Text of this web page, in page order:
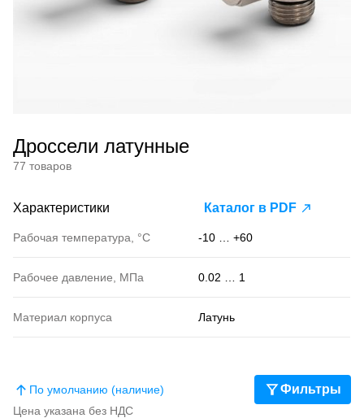
Дроссели латунные
77 товаров
Характеристики Каталог в PDF
Рабочая температура, °С -10 … +60
Рабочее давление, МПа 0.02 … 1
Материал корпуса Латунь
Цена указана без НДС
По умолчанию (наличие) Фильтры